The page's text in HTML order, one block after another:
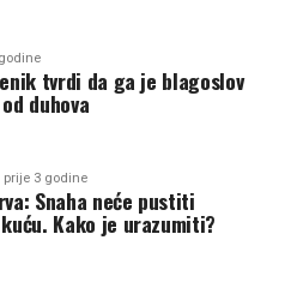
tvrdi da ga je blagoslov
duhova
prije 3 godine
Snaha neće pustiti
Kako je urazumiti?